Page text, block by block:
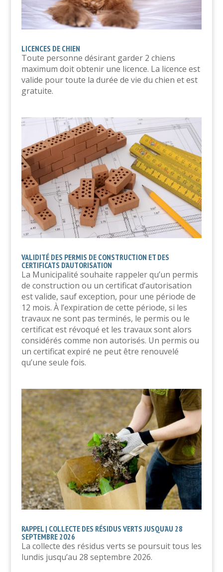
LICENCES DE CHIEN
Toute personne désirant garder 2 chiens
maximum doit obtenir une licence. La licence est
valide pour toute la durée de vie du chien et est
gratuite.
VALIDITÉ DES PERMIS DE CONSTRUCTION ET DES
CERTIFICATS D’AUTORISATION
La Municipalité souhaite rappeler qu’un permis
de construction ou un certificat d’autorisation
est valide, sauf exception, pour une période de
12 mois. À l’expiration de cette période, si les
travaux ne sont pas terminés, le permis ou le
certificat est révoqué et les travaux sont alors
considérés comme non autorisés. Un permis ou
un certificat expiré ne peut être renouvelé
qu’une seule fois.
RAPPEL | COLLECTE DES RÉSIDUS VERTS JUSQU’AU 28
SEPTEMBRE 2026
La collecte des résidus verts se poursuit tous les
lundis jusqu’au 28 septembre 2026.